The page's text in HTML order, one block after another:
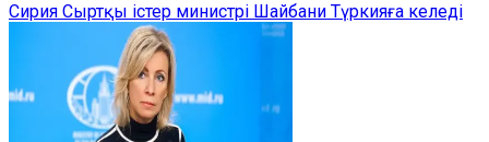
Сирия Сыртқы істер министрі Шайбани Түркияға келеді